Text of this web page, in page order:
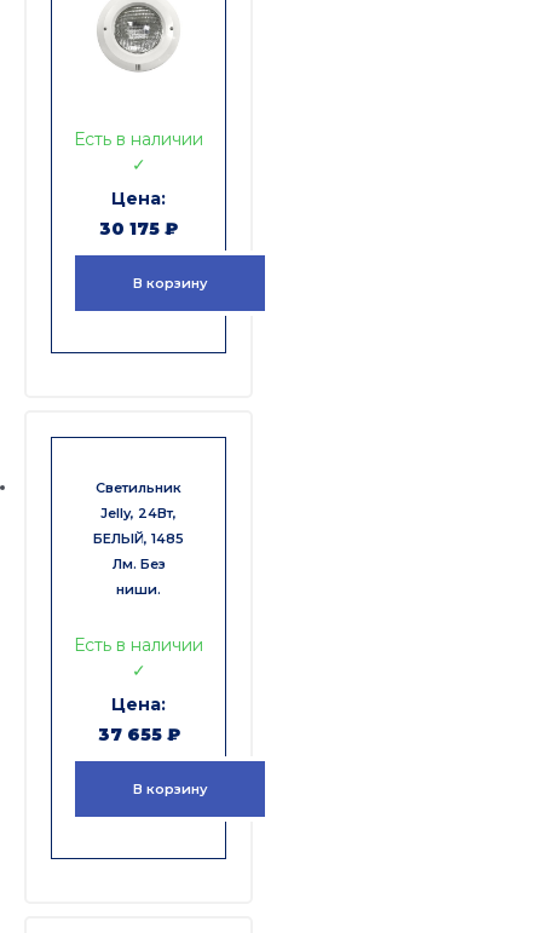
Есть в наличии
✓
30 175 ₽
В корзину
Светильник
Jelly, 24Вт,
БЕЛЫЙ, 1485
Лм. Без
ниши.
Есть в наличии
✓
37 655 ₽
В корзину